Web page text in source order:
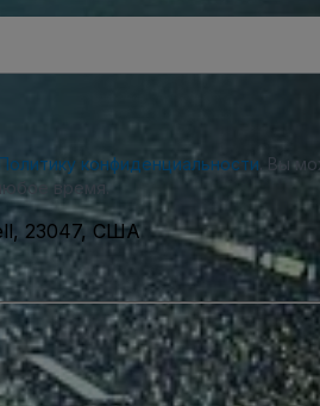
Политику конфиденциальности . Вы
время.
23047, США